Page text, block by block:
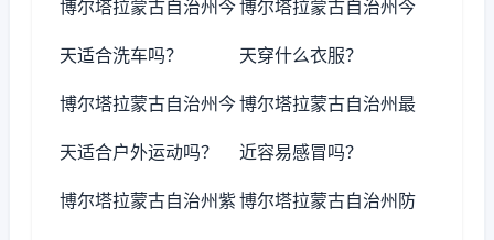
博尔塔拉蒙古自治州今
天适合洗车吗？
博尔塔拉蒙古自治州今
天穿什么衣服？
博尔塔拉蒙古自治州今
天适合户外运动吗？
博尔塔拉蒙古自治州最
近容易感冒吗？
博尔塔拉蒙古自治州紫博尔塔拉蒙古自治州防